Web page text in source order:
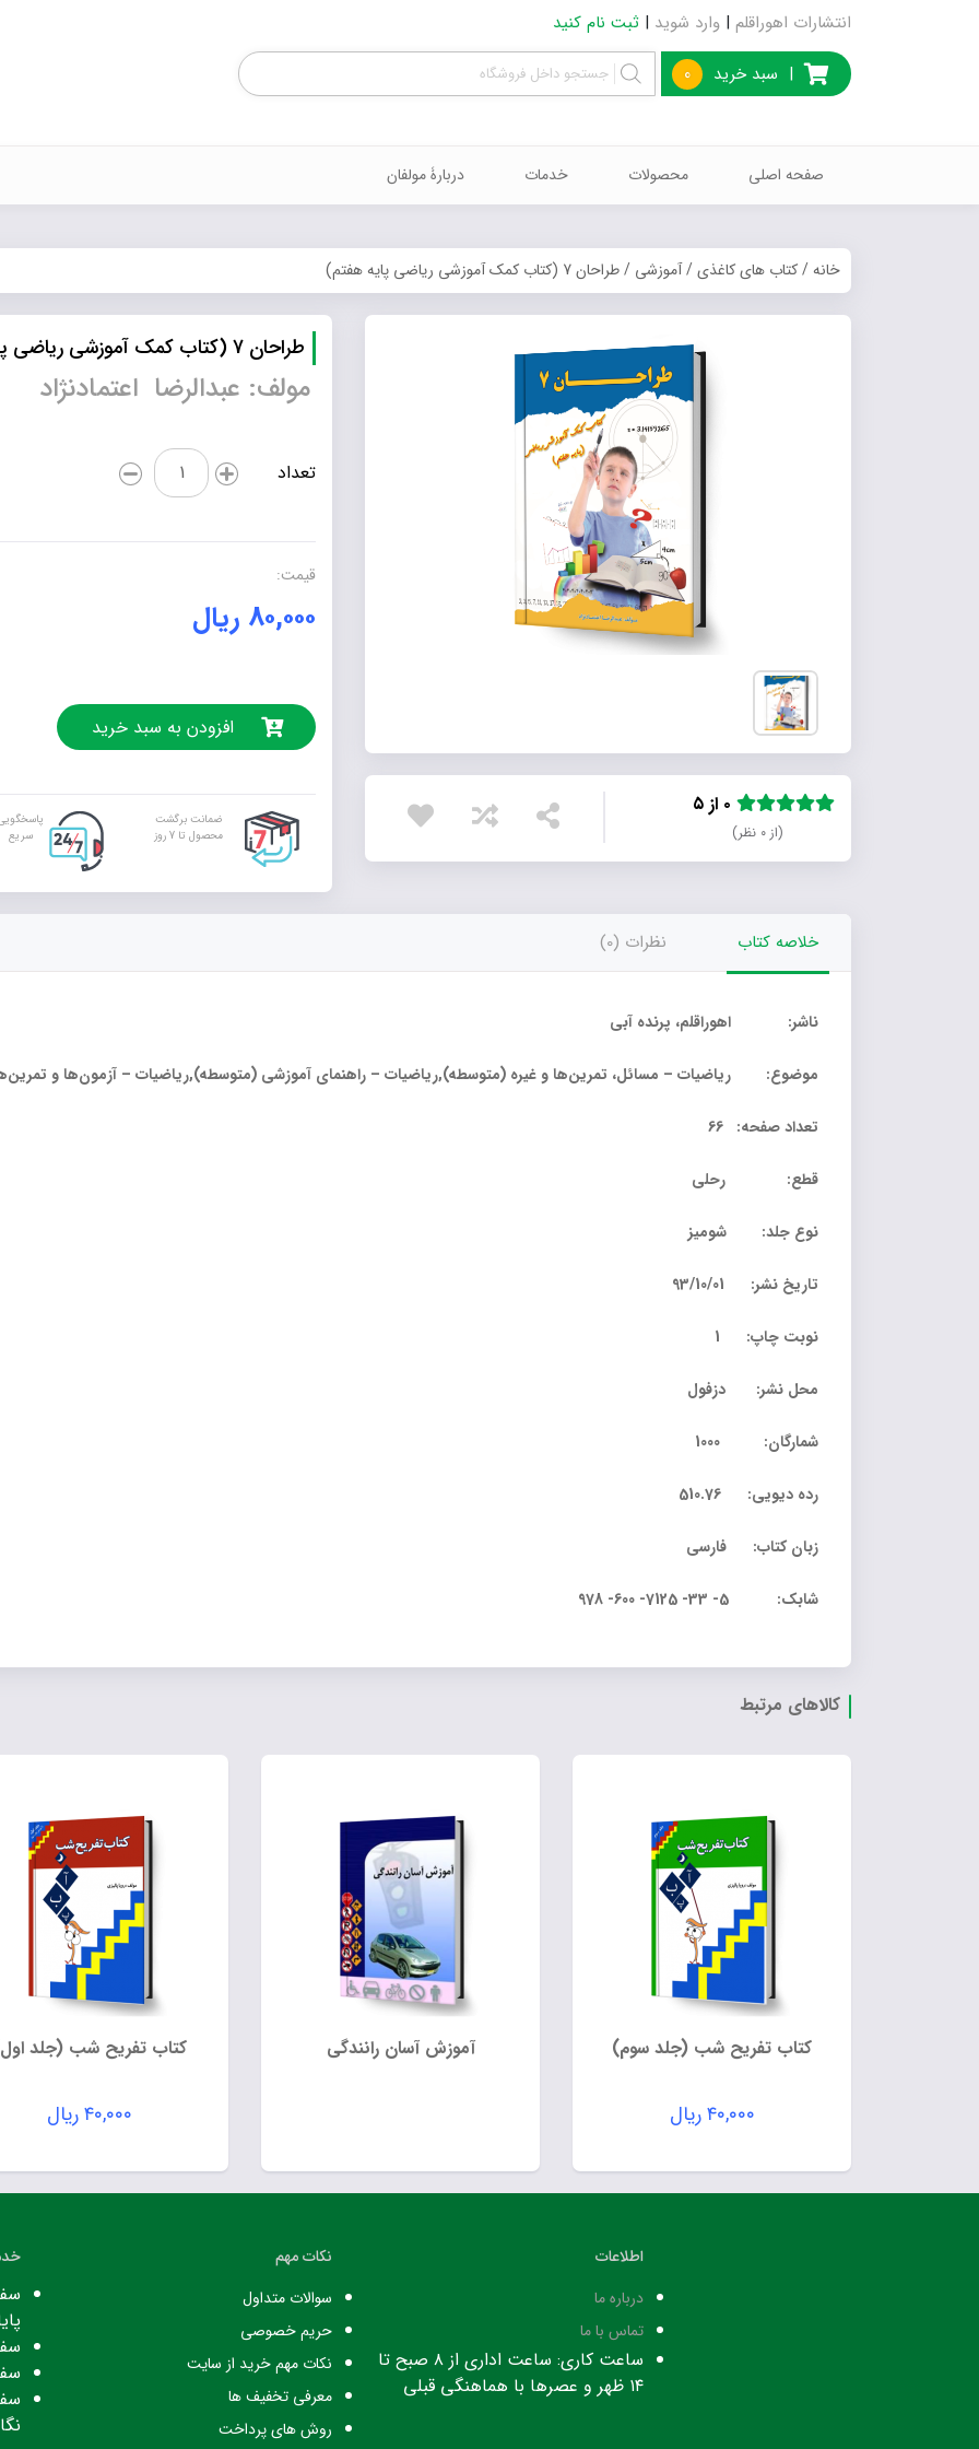
انتشارات اهوراقلم | وارد شوید | ثبت نام کنید
| سبد خرید 0
Products
search
صفحه اصلی محصولات خدمات دربارۀ مولفان
خانه/کتاب های کاغذی/آموزشی / طراحان 7 (کتاب کمک آموزشی ریاضی پایه هفتم)
(از ۰ نظر)
طراحان 7 (کتاب کمک آموزشی ریاضی پایه هفتم)
مولف: عبدالرضا اعتمادنژاد
تعداد
طراحان
7
کمک
پایه
هفتم)
قیمت:
۸۰,۰۰۰ ریال
افزودن به سبد خرید
ضمانت برگشت
محصول تا 7 روز
سریع
خلاصه کتاب نظرات (0)
ناشر: اهوراقلم، پرنده آبی
موضوع: ریاضیات – مسائل، تمرین‌ها و غیره (متوسطه),ریاضیات – راهنمای آموزشی (متوسطه),ریاضیات – آزمون‌ها و
تعداد صفحه: 66
قطع: رحلی
نوع جلد: شومیز
تاریخ نشر: 93/10/01
نوبت چاپ: 1
محل نشر: دزفول
شمارگان: 1000
رده دیویی: 510.76
زبان کتاب: فارسی
شابک: 5- 33- 7125- 600- 978
کالاهای مرتبط
کتاب تفریح شب (جلد سوم)
۴۰,۰۰۰ریال
آموزش آسان رانندگی کتاب تفریح شب (جلد
۴۰,۰۰۰ریال
اطلاعات
درباره ما
تماس با ما
ساعت کاری: ساعت اداری از ۸ صبح تا
۱۴ ظهر و عصرها با هماهنگی قبلی
نکات مهم
سوالات متداول
حریم خصوصی
نکات مهم خرید از سایت
معرفی تخفیف ها
روش های پرداخت